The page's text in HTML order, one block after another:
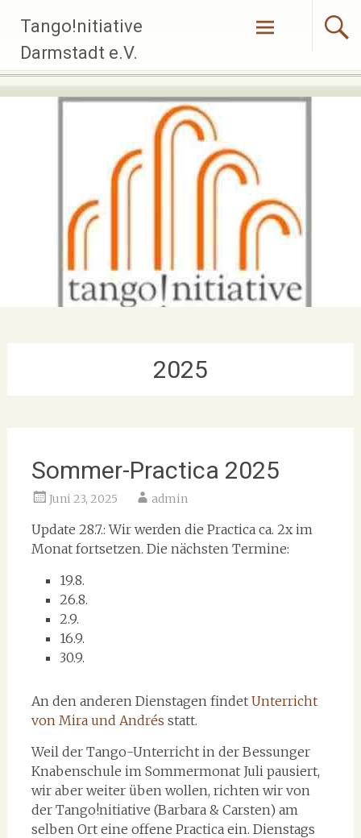
Inhalt
springen
Tango!nitiative
Darmstadt e.V.
2025
Sommer-Practica 2025
Juni 23, 2025 admin
Update 28.7.: Wir werden die Practica ca. 2x im
Monat fortsetzen. Die nächsten Termine:
19.8.
26.8.
2.9.
16.9.
30.9.
An den anderen Dienstagen findet Unterricht
von Mira und Andrés statt.
Weil der Tango-Unterricht in der Bessunger
Knabenschule im Sommermonat Juli pausiert,
wir aber weiter üben wollen, richten wir von
der Tango!nitiative (Barbara & Carsten) am
selben Ort eine offene Practica ein. Dienstags